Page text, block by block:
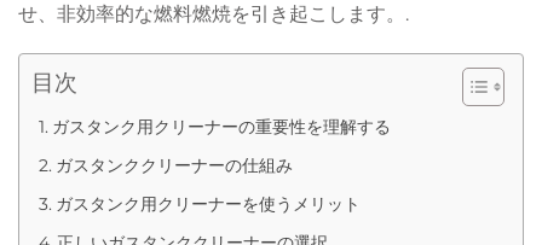
せ、非効率的な燃料燃焼を引き起こします。.
目次
ガスタンク用クリーナーの重要性を理解する
ガスタンククリーナーの仕組み
ガスタンク用クリーナーを使うメリット